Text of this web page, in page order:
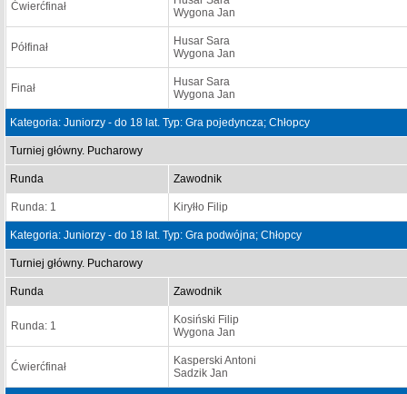
Ćwierćfinał
Wygona Jan
Półfinał
Husar Sara
Wygona Jan
Finał
Husar Sara
Wygona Jan
Kategoria: Juniorzy - do 18 lat. Typ: Gra pojedyncza; Chłopcy
Turniej główny. Pucharowy
Runda Zawodnik
Runda: 1 Kiryłło Filip
Kategoria: Juniorzy - do 18 lat. Typ: Gra podwójna; Chłopcy
Turniej główny. Pucharowy
Runda Zawodnik
Runda: 1
Kosiński Filip
Wygona Jan
Ćwierćfinał
Kasperski Antoni
Sadzik Jan